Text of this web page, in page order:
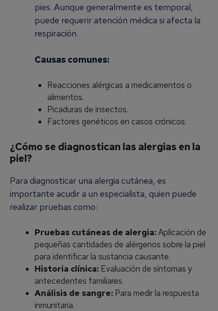
pies. Aunque generalmente es temporal,
puede requerir atención médica si afecta la
respiración.
Causas comunes:
Reacciones alérgicas a medicamentos o
alimentos.
Picaduras de insectos.
Factores genéticos en casos crónicos.
¿Cómo se diagnostican las alergias en la
piel?
Para diagnosticar una alergia cutánea, es
importante acudir a un especialista, quien puede
realizar pruebas como:
Pruebas cutáneas de alergia:Aplicación de
pequeñas cantidades de alérgenos sobre la piel
para identificar la sustancia causante.
Historia clínica: Evaluación de síntomas y
antecedentes familiares.
Análisis de sangre: Para medir la respuesta
inmunitaria.